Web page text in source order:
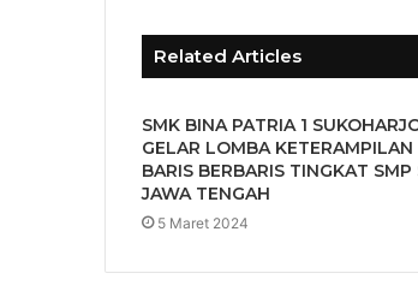
Related Articles
SMK BINA PATRIA 1
GELAR LOMBA KETERAMPILAN
BARIS BERBARIS TINGKAT SMP
JAWA TENGAH
5 Maret 2024